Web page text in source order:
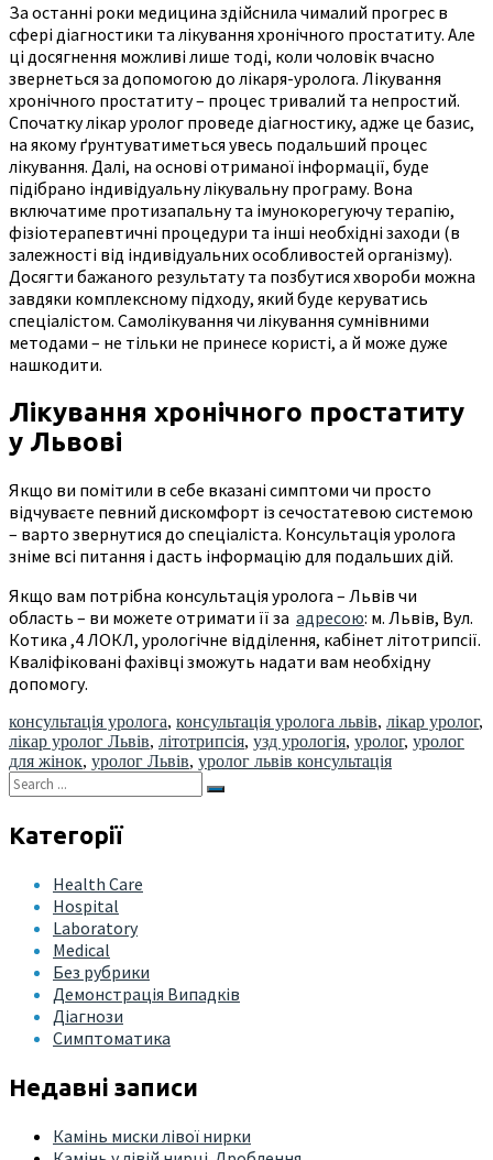
За останні роки медицина здійснила чималий прогрес в
сфері діагностики та лікування хронічного простатиту. Але
ці досягнення можливі лише тоді, коли чоловік вчасно
звернеться за допомогою до лікаря-уролога. Лікування
хронічного простатиту – процес тривалий та непростий.
Спочатку лікар уролог проведе діагностику, адже це базис,
на якому ґрунтуватиметься увесь подальший процес
лікування. Далі, на основі отриманої інформації, буде
підібрано індивідуальну лікувальну програму. Вона
включатиме протизапальну та імунокорегуючу терапію,
фізіотерапевтичні процедури та інші необхідні заходи (в
залежності від індивідуальних особливостей організму).
Досягти бажаного результату та позбутися хвороби можна
завдяки комплексному підходу, який буде керуватись
спеціалістом. Самолікування чи лікування сумнівними
методами – не тільки не принесе користі, а й може дуже
нашкодити.
Лікування хронічного простатиту
у Львові
Якщо ви помітили в себе вказані симптоми чи просто
відчуваєте певний дискомфорт із сечостатевою системою
– варто звернутися до спеціаліста. Консультація уролога
зніме всі питання і дасть інформацію для подальших дій.
Якщо вам потрібна консультація уролога – Львів чи
область – ви можете отримати її за адресою: м. Львів, Вул.
Котика ,4 ЛОКЛ, урологічне відділення, кабінет літотрипсії.
Кваліфіковані фахівці зможуть надати вам необхідну
допомогу.
консультація уролога, консультація уролога львів, лікар уролог,
лікар уролог Львів, літотрипсія, узд урологія, уролог, уролог
для жінок, уролог Львів, уролог львів консультація
Категорії
Health Care
Hospital
Laboratory
Medical
Без рубрики
Демонстрація Випадків
Діагнози
Симптоматика
Недавні записи
Камінь миски лівої нирки